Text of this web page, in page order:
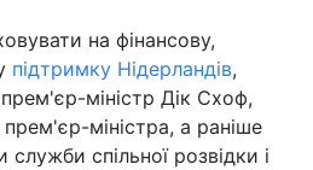
на фінансову,
підтримку Нідерландів,
міністр Дік Схоф,
міністра, а раніше
спільної розвідки і